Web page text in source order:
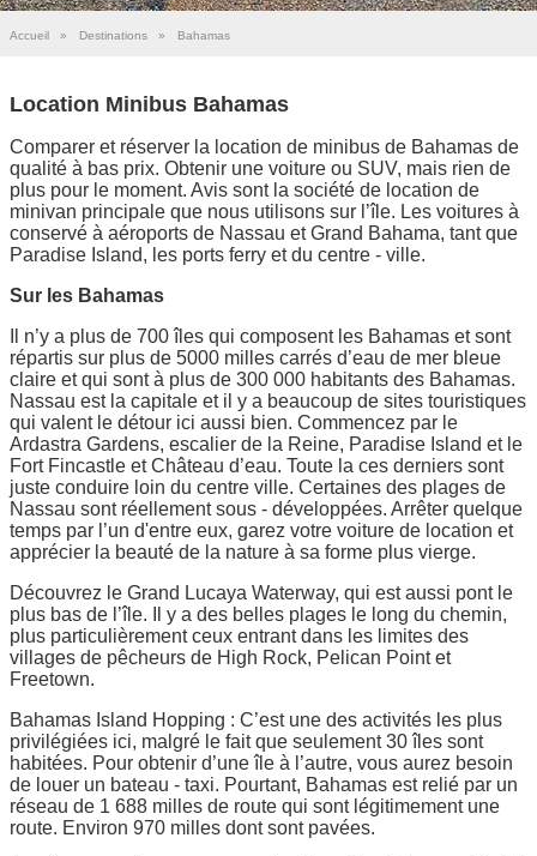
Accueil » Destinations » Bahamas
Location Minibus Bahamas
Comparer et réserver la location de minibus de Bahamas de
qualité à bas prix. Obtenir une voiture ou SUV, mais rien de
plus pour le moment. Avis sont la société de location de
minivan principale que nous utilisons sur l’île. Les voitures à
conservé à aéroports de Nassau et Grand Bahama, tant que
Paradise Island, les ports ferry et du centre - ville.
Sur les Bahamas
Il n’y a plus de 700 îles qui composent les Bahamas et sont
répartis sur plus de 5000 milles carrés d’eau de mer bleue
claire et qui sont à plus de 300 000 habitants des Bahamas.
Nassau est la capitale et il y a beaucoup de sites touristiques
qui valent le détour ici aussi bien. Commencez par le
Ardastra Gardens, escalier de la Reine, Paradise Island et le
Fort Fincastle et Château d’eau. Toute la ces derniers sont
juste conduire loin du centre ville. Certaines des plages de
Nassau sont réellement sous - développées. Arrêter quelque
temps par l’un d'entre eux, garez votre voiture de location et
apprécier la beauté de la nature à sa forme plus vierge.
Découvrez le Grand Lucaya Waterway, qui est aussi pont le
plus bas de l’île. Il y a des belles plages le long du chemin,
plus particulièrement ceux entrant dans les limites des
villages de pêcheurs de High Rock, Pelican Point et
Freetown.
Bahamas Island Hopping : C’est une des activités les plus
privilégiées ici, malgré le fait que seulement 30 îles sont
habitées. Pour obtenir d’une île à l’autre, vous aurez besoin
de louer un bateau - taxi. Pourtant, Bahamas est relié par un
réseau de 1 688 milles de route qui sont légitimement une
route. Environ 970 milles dont sont pavées.